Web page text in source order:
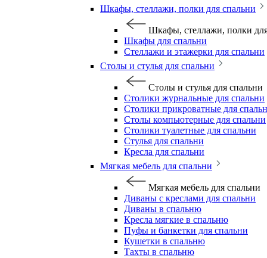
Шкафы, стеллажи, полки для спальни
Шкафы, стеллажи, полки
Шкафы для спальни
Стеллажи и этажерки для спальни
Столы и стулья для спальни
Столы и стулья для спальни
Столики журнальные для спальни
Столики прикроватные для
Столы компьютерные для спальни
Столики туалетные для спальни
Стулья для спальни
Кресла для спальни
Мягкая мебель для спальни
Мягкая мебель для спальни
Диваны с креслами для спальни
Диваны в спальню
Кресла мягкие в спальню
Пуфы и банкетки для спальни
Кушетки в спальню
Тахты в спальню